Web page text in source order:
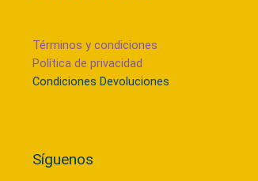
Términos y condiciones
Política de privacidad
Condiciones Devoluciones
Síguenos